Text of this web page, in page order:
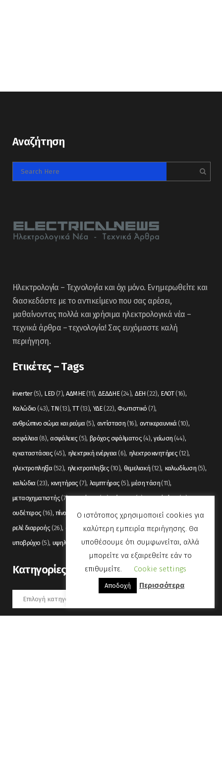
Αναζήτηση
Ηλεκτρολογία – Τεχνολογία και όχι μόνο. Ενημερωθείτε και
διασκεδάστε με το αντικείμενο που σας αρέσει,
μαθαίνοντας πολλά και χρήσιμα ηλεκτρολογικά νέα –
τεχνικά άρθρα – τεχνολογία! Σας ευχόμαστε καλή
περιήγηση.
Ετικέτες – Tags
inverter(5) LED (7) ΑΔΜΗΕ(11) ΔΕΔΔΗΕ(24) ΔΕΗ (22) ΕΛΟΤ(16)
Καλώδιο (43) ΤΝ(13) ΤΤ(13) ΥΔΕ(22) Φωτιστικό (7)
ανθρώπινο σώμα και ρεύμα (5) αντίσταση (16) αντικεραυνικά (10)
ασφάλεια (8) ασφάλειες (5) βρόχος σφάλματος (4) γείωση (44)
εγκαταστάσεις (45) ηλεκτρική ενέργεια (6) ηλεκτροκινητήρες (12)
ηλεκτροπληξία (52) ηλεκτροπληξίες (10) θεμελιακή (12) καλωδίωση (5)
καλώδια (23) κινητήρας (7) λαμπτήρας (5) μέση τάση(11)
μετασχηματιστής(7) μετρήσεις(12) μόνωση(6) οπτικές ίνες(11)
ουδέτερος (16) πίνακας (17) πίνακες(7) πυρανίχνευση (6) ρελέ(36)
ρελέ διαρροής (26) συναγερμός(5) σωληνώσεις(5) τάση(13)
υποβρύχιο (5) υψηλή τάση(8) φωτισμός (6)
Kατηγορίες
Kατηγορίες
Ο ιστότοπος χρησιμοποιεί cookies για
καλύτερη εμπειρία περιήγησης. Θα
υποθέσουμε ότι συμφωνείται, αλλά
μπορείτε να εξαιρεθείτε εάν το
επιθυμείτε.
Cookie settings
Αποδοχή Περισσότερα